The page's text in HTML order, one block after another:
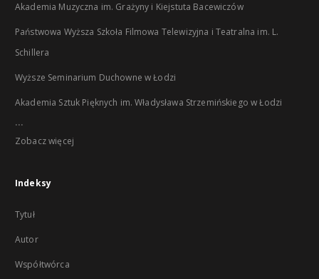
Akademia Muzyczna im. Grażyny i Kiejstuta Bacewiczów
Państwowa Wyższa Szkoła Filmowa Telewizyjna i Teatralna im. L.
Schillera
Wyższe Seminarium Duchowne w Łodzi
Akademia Sztuk Pięknych im. Władysława Strzemińskiego w Łodzi
...
Zobacz więcej
Indeksy
Tytuł
Autor
Współtwórca